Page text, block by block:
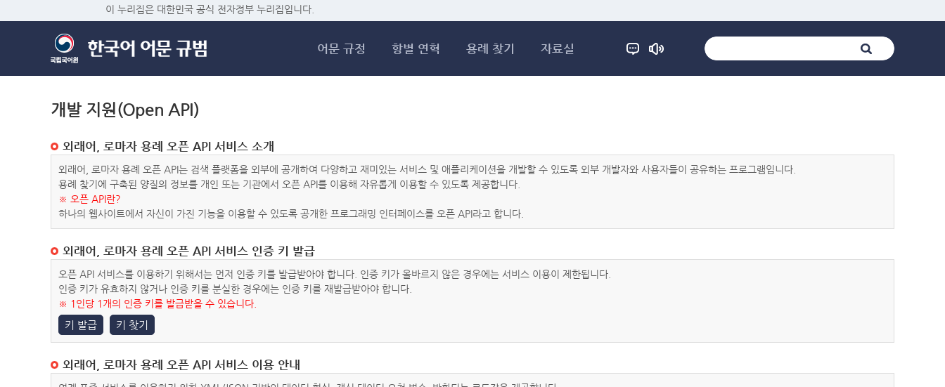
이 누리집은 대한민국 공식 전자정부 누리집입니다.
어문 규정 항별 연혁 용례 찾기 자료실
개발 지원(Open API)
외래어, 로마자 용례 오픈 API 서비스 소개
외래어, 로마자 용례 오픈 API는 검색 플랫폼을 외부에 공개하여 다양하고 재미있는 서비스 및 애플리케이션을 개발할 수 있도록 외부 개발자와 사용자들이 공유하는 프로그램입니다.
용례 찾기에 구축된 양질의 정보를 개인 또는 기관에서 오픈 API를 이용해 자유롭게 이용할 수 있도록 제공합니다.
※ 오픈 API란?
하나의 웹사이트에서 자신이 가진 기능을 이용할 수 있도록 공개한 프로그래밍 인터페이스를 오픈 API라고 합니다.
외래어, 로마자 용례 오픈 API 서비스 인증 키 발급
오픈 API 서비스를 이용하기 위해서는 먼저 인증 키를 발급받아야 합니다. 인증 키가 올바르지 않은 경우에는 서비스 이용이 제한됩니다.
인증 키가 유효하지 않거나 인증 키를 분실한 경우에는 인증 키를 재발급받아야 합니다.
※ 1인당 1개의 인증 키를 발급받을 수 있습니다.
키 발급 키 찾기
외래어, 로마자 용례 오픈 API 서비스 이용 안내